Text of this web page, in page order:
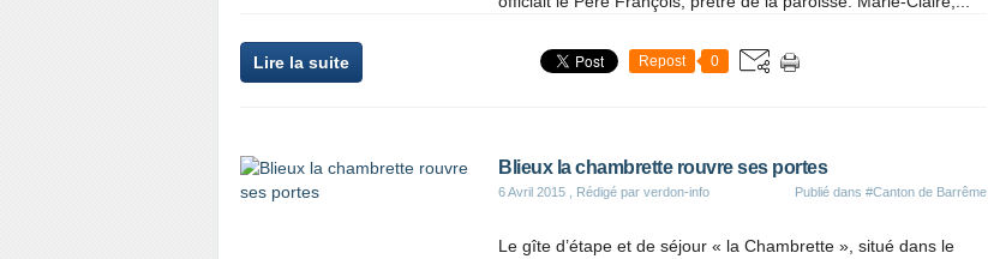
Lire la suite Repost 0
Blieux la chambrette rouvre ses portes
6 Avril 2015 , Rédigé par verdon-info Publié dans #Canton de Barrême
Le gîte d’étape et de séjour « la Chambrette », situé dans le